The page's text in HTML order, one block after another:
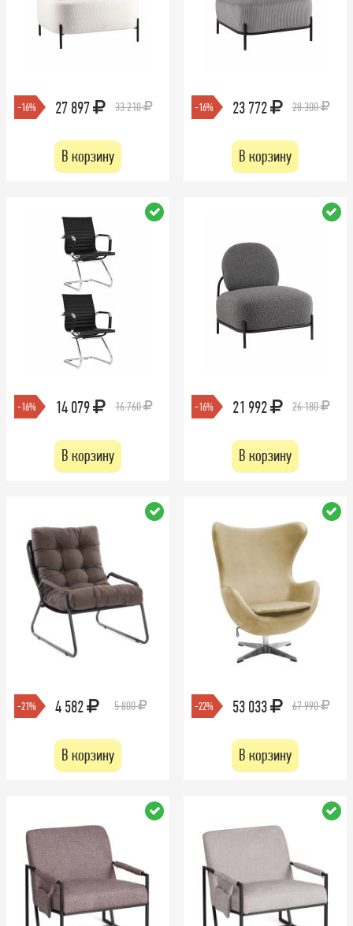
-16% 27 897 33 210
В корзину
-16% 23 772 28 300
В корзину
-16% 14 079 16 760
В корзину
-16% 21 992 26 180
В корзину
-21% 4 582 5 800
В корзину
-22% 53 033 67 990
В корзину